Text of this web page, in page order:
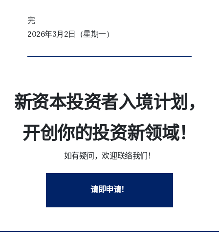
完
2026年3月2日（星期一）
新资本投资者入境计划，
开创你的投资新领域！
如有疑问，欢迎联络我们！
请即申请！